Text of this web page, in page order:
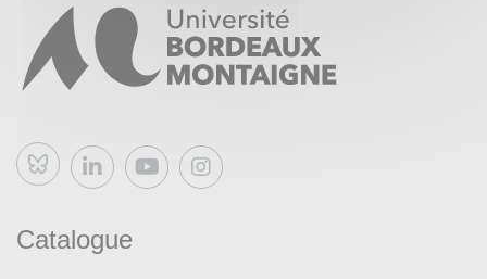
Bluesky
Catalogue